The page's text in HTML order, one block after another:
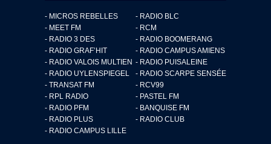
- MICROS REBELLES
- RADIO BLC
- MEET FM
- RCM
- RADIO 3 DES
- RADIO BOOMERANG
- RADIO GRAF’HIT
- RADIO CAMPUS AMIENS
- RADIO VALOIS MULTIEN - RADIO PUISALEINE
- RADIO UYLENSPIEGEL
- RADIO SCARPE SENSÉE
- TRANSAT FM
- RCV99
- RPL RADIO
- PASTEL FM
- RADIO PFM
- BANQUISE FM
- RADIO PLUS
- RADIO CLUB
- RADIO CAMPUS LILLE